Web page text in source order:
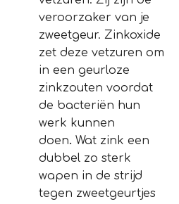
veroorzaker van je
zweetgeur. Zinkoxide
zet deze vetzuren om
in een geurloze
zinkzouten voordat
de bacteriën hun
werk kunnen
doen. Wat zink een
dubbel zo sterk
wapen in de strijd
tegen zweetgeurtjes